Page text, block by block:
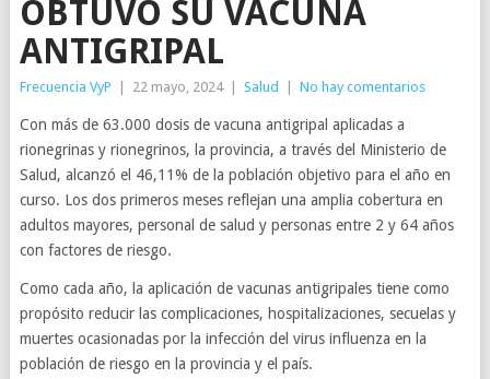
OBTUVO SU VACUNA
ANTIGRIPAL
Frecuencia VyP 22 mayo, 2024 Salud No hay comentarios
Con más de 63.000 dosis de vacuna antigripal aplicadas a
rionegrinas y rionegrinos, la provincia, a través del Ministerio de
Salud, alcanzó el 46,11% de la población objetivo para el año en
curso. Los dos primeros meses reflejan una amplia cobertura en
adultos mayores, personal de salud y personas entre 2 y 64 años
con factores de riesgo.
Como cada año, la aplicación de vacunas antigripales tiene como
propósito reducir las complicaciones, hospitalizaciones, secuelas y
muertes ocasionadas por la infección del virus influenza en la
población de riesgo en la provincia y el país.